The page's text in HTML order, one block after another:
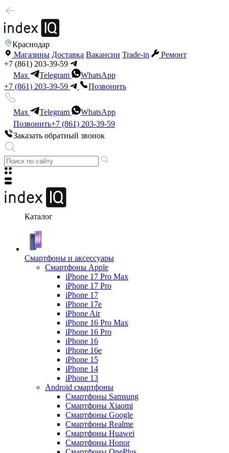
Краснодар
Магазины Доставка Вакансии Trade-in
Ремонт
+7 (861) 203-39-59
Max
Telegram
WhatsApp
+7 (861) 203-39-59
Позвонить
Max Telegram
WhatsApp
Позвонить+7 (861) 203-39-59
Заказать обратный звонок
Каталог
Смартфоны и аксессуары
Смартфоны Apple
iPhone 17 Pro Max
iPhone 17 Pro
iPhone 17
iPhone 17e
iPhone Air
iPhone 16 Pro Max
iPhone 16 Pro
iPhone 16
iPhone 16e
iPhone 15
iPhone 14
iPhone 13
Android cмартфоны
Смартфоны Samsung
Смартфоны Xiaomi
Смартфоны Google
Смартфоны Realme
Смартфоны Huawei
Смартфоны Honor